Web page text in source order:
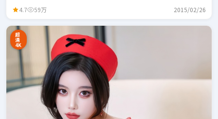
4.7 59万 2015/02/26
超
清
4K